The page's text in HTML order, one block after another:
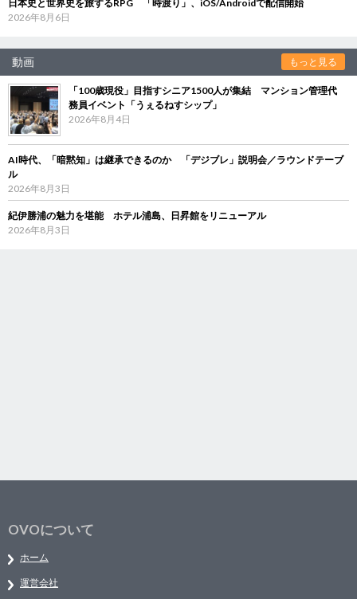
日本史と世界史を旅するRPG 「時渡り」、iOS/Androidで配信開始
2026年8月6日
動画 もっと見る
「100歳現役」目指すシニア1500人が集結 マンション管理代
務員イベント「うぇるねすシップ」
2026年8月4日
AI時代、「暗黙知」は継承できるのか 「デジブレ」説明会／ラウンドテーブ
ル
2026年8月3日
紀伊勝浦の魅力を堪能 ホテル浦島、日昇館をリニューアル
2026年8月3日
OVOについて
ホーム
運営会社